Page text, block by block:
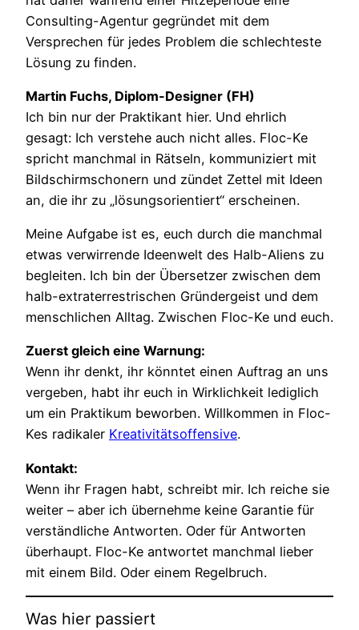
Consulting-Agentur gegründet mit dem
Versprechen für jedes Problem die schlechteste
Lösung zu finden.
Martin Fuchs, Diplom-Designer (FH)
Ich bin nur der Praktikant hier. Und ehrlich
gesagt: Ich verstehe auch nicht alles. Floc-Ke
spricht manchmal in Rätseln, kommuniziert mit
Bildschirmschonern und zündet Zettel mit Ideen
an, die ihr zu „lösungsorientiert“ erscheinen.
Meine Aufgabe ist es, euch durch die manchmal
etwas verwirrende Ideenwelt des Halb-Aliens zu
begleiten. Ich bin der Übersetzer zwischen dem
halb-extraterrestrischen Gründergeist und dem
menschlichen Alltag. Zwischen Floc-Ke und euch.
Zuerst gleich eine Warnung:
Wenn ihr denkt, ihr könntet einen Auftrag an uns
vergeben, habt ihr euch in Wirklichkeit lediglich
um ein Praktikum beworben. Willkommen in Floc-
Kes radikaler Kreativitätsoffensive.
Kontakt:
Wenn ihr Fragen habt, schreibt mir. Ich reiche sie
weiter – aber ich übernehme keine Garantie für
verständliche Antworten. Oder für Antworten
überhaupt. Floc-Ke antwortet manchmal lieber
mit einem Bild. Oder einem Regelbruch.
Was hier passiert